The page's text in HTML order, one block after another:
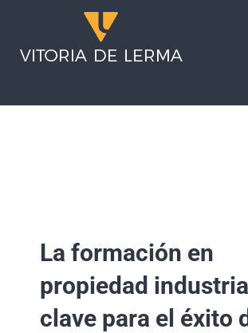
contenido
NOTICIAS
CONTACTO
La formación en
propiedad
clave para el éxito